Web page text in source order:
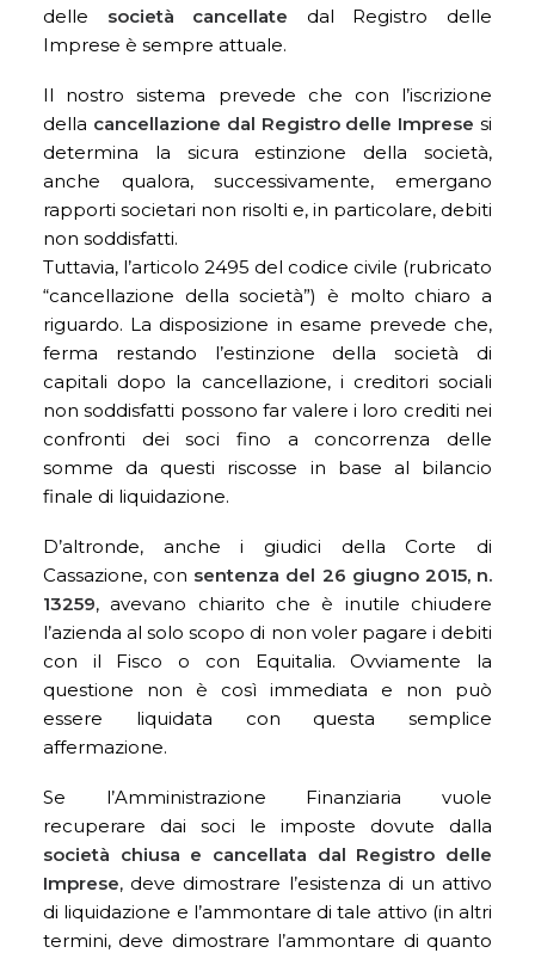
delle società cancellate dal Registro delle
Imprese è sempre attuale.
Il nostro sistema prevede che con l’iscrizione
della cancellazione dal Registro delle Imprese si
determina la sicura estinzione della società,
anche qualora, successivamente, emergano
rapporti societari non risolti e, in particolare, debiti
non soddisfatti.
Tuttavia, l’articolo 2495 del codice civile (rubricato
“cancellazione della società”) è molto chiaro a
riguardo. La disposizione in esame prevede che,
ferma restando l’estinzione della società di
capitali dopo la cancellazione, i creditori sociali
non soddisfatti possono far valere i loro crediti nei
confronti dei soci fino a concorrenza delle
somme da questi riscosse in base al bilancio
finale di liquidazione.
D’altronde, anche i giudici della Corte di
Cassazione, con sentenza del 26 giugno 2015, n.
13259, avevano chiarito che è inutile chiudere
l’azienda al solo scopo di non voler pagare i debiti
con il Fisco o con Equitalia. Ovviamente la
questione non è così immediata e non può
essere liquidata con questa semplice
affermazione.
Se l’Amministrazione Finanziaria vuole
recuperare dai soci le imposte dovute dalla
società chiusa e cancellata dal Registro delle
Imprese, deve dimostrare l’esistenza di un attivo
di liquidazione e l’ammontare di tale attivo (in altri
termini, deve dimostrare l’ammontare di quanto